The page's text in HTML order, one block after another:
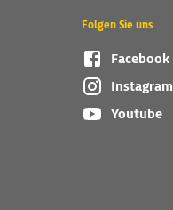
Folgen Sie uns
Facebook
Instagram
Youtube